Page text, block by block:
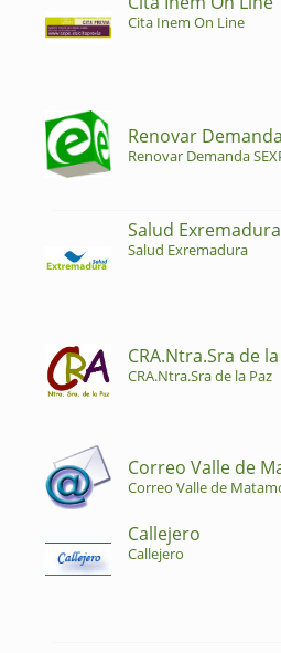
Cita Inem On Line
Renovar Demanda
Renovar Demanda
Salud Exremadura
Salud Exremadura
CRA.Ntra.Sra de
CRA.Ntra.Sra de la Paz
Correo Valle de
Correo Valle de
Callejero
Callejero